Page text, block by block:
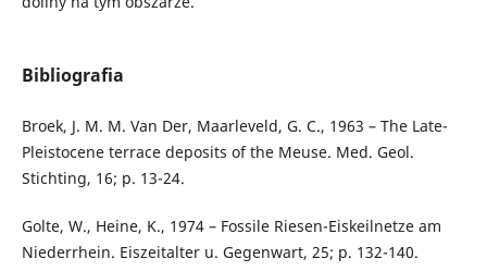
Bibliografia
Broek, J. M. M. Van Der, Maarleveld, G. C., 1963 – The Late-
Pleistocene terrace deposits of the Meuse. Med. Geol.
Stichting, 16; p. 13-24.
Golte, W., Heine, K., 1974 – Fossile Riesen-Eiskeilnetze am
Niederrhein. Eiszeitalter u. Gegenwart, 25; p. 132-140.